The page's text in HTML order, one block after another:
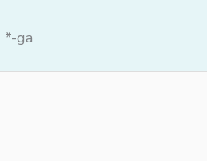
*-ga